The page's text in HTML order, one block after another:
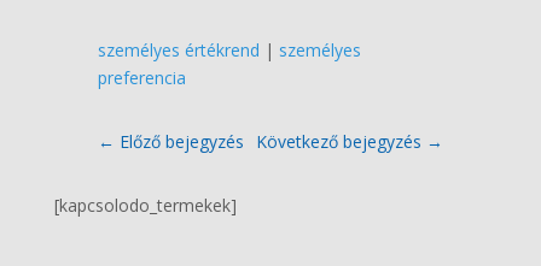
személyes értékrend | személyes
preferencia
← Előző bejegyzés Következő bejegyzés →
[kapcsolodo_termekek]